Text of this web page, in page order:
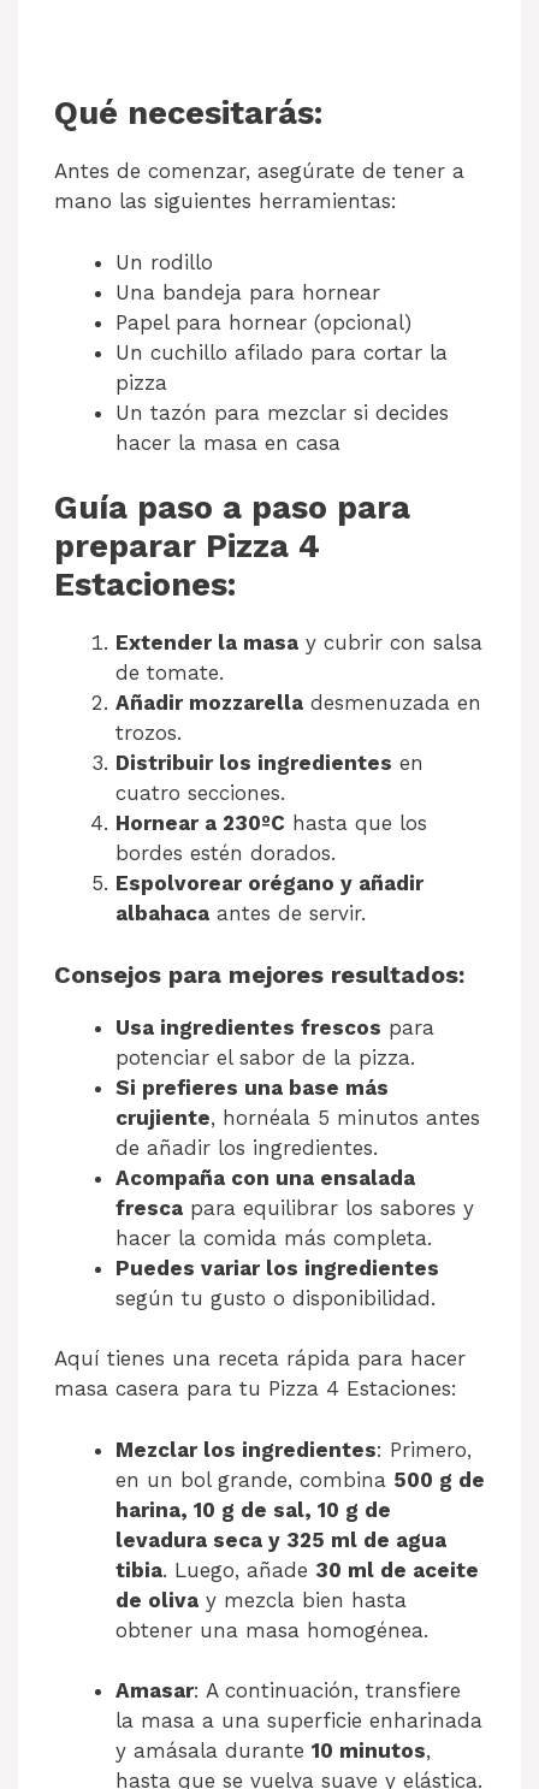
Qué necesitarás:
Antes de comenzar, asegúrate de tener a
mano las siguientes herramientas:
Un rodillo
Una bandeja para hornear
Papel para hornear (opcional)
Un cuchillo afilado para cortar la
pizza
Un tazón para mezclar si decides
hacer la masa en casa
Guía paso a paso para
preparar Pizza 4
Estaciones:
Extender la masa y cubrir con salsa
de tomate.
Añadir mozzarella desmenuzada en
trozos.
Distribuir los ingredientes en
cuatro secciones.
Hornear a 230ºC hasta que los
bordes estén dorados.
Espolvorear orégano y añadir
albahaca antes de servir.
Consejos para mejores resultados:
Usa ingredientes frescos para
potenciar el sabor de la pizza.
Si prefieres una base más
crujiente, hornéala 5 minutos antes
de añadir los ingredientes.
Acompaña con una ensalada
fresca para equilibrar los sabores y
hacer la comida más completa.
Puedes variar los ingredientes
según tu gusto o disponibilidad.
Aquí tienes una receta rápida para hacer
masa casera para tu Pizza 4 Estaciones:
Mezclar los ingredientes: Primero,
en un bol grande, combina 500 g de
harina, 10 g de sal, 10 g de
levadura seca y 325 ml de agua
tibia. Luego, añade 30 ml de aceite
de oliva y mezcla bien hasta
obtener una masa homogénea.
Amasar: A continuación, transfiere
la masa a una superficie enharinada
y amásala durante 10 minutos,
hasta que se vuelva suave y elástica.